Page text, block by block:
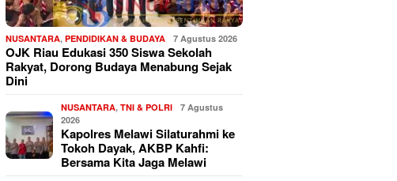
NUSANTARA,PENDIDIKAN & BUDAYA 7 Agustus 2026
OJK Riau Edukasi 350 Siswa Sekolah
Rakyat, Dorong Budaya Menabung Sejak
Dini
NUSANTARA,TNI & POLRI
7 Agustus
2026
Kapolres Melawi Silaturahmi ke
Tokoh Dayak, AKBP Kahfi:
Bersama Kita Jaga Melawi